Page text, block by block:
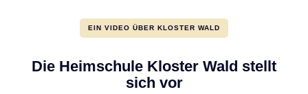
EIN VIDEO ÜBER KLOSTER WALD
Die Heimschule Kloster Wald stellt
sich vor